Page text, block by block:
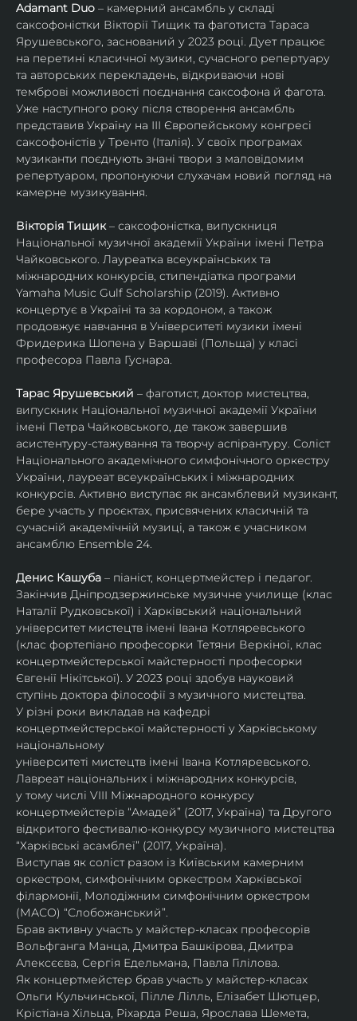
Adamant Duo – камерний ансамбль у складі
саксофоністки Вікторії Тищик та фаготиста Тараса
Ярушевського, заснований у 2023 році. Дует працює
на перетині класичної музики, сучасного репертуару
та авторських перекладень, відкриваючи нові
темброві можливості поєднання саксофона й фагота.
Уже наступного року після створення ансамбль
представив Україну на ІІІ Європейському конгресі
саксофоністів у Тренто (Італія). У своїх програмах
музиканти поєднують знані твори з маловідомим
репертуаром, пропонуючи слухачам новий погляд на
камерне музикування.
Вікторія Тищик – саксофоністка, випускниця
Національної музичної академії України імені Петра
Чайковського. Лауреатка всеукраїнських та
міжнародних конкурсів, стипендіатка програми
Yamaha Music Gulf Scholarship (2019). Активно
концертує в Україні та за кордоном, а також
продовжує навчання в Університеті музики імені
Фридерика Шопена у Варшаві (Польща) у класі
професора Павла Гуснара.
Тарас Ярушевський – фаготист, доктор мистецтва,
випускник Національної музичної академії України
імені Петра Чайковського, де також завершив
асистентуру-стажування та творчу аспірантуру. Соліст
Національного академічного симфонічного оркестру
України, лауреат всеукраїнських і міжнародних
конкурсів. Активно виступає як ансамблевий музикант,
бере участь у проєктах, присвячених класичній та
сучасній академічній музиці, а також є учасником
ансамблю Ensemble 24.
Денис Кашуба – піаніст, концертмейстер і педагог.
Закінчив Дніпродзержинське музичне училище (клас
Наталії Рудковської) і Харківський національний
університет мистецтв імені Івана Котляревського
(клас фортепіано професорки Тетяни Веркіної, клас
концертмейстерської майстерності професорки
Євгенії Нікітської). У 2023 році здобув науковий
ступінь доктора філософії з музичного мистецтва.
У різні роки викладав на кафедрі
концертмейстерської майстерності у Харківському
національному
університеті мистецтв імені Івана Котляревського.
Лавреат національних і міжнародних конкурсів,
у тому числі VIII Міжнародного конкурсу
концертмейстерів “Амадей” (2017, Україна) та Другого
відкритого фестивалю-конкурсу музичного мистецтва
“Харківські асамблеї” (2017, Україна).
Виступав як соліст разом із Київським камерним
оркестром, симфонічним оркестром Харківської
філармонії, Молодіжним симфонічним оркестром
(МАСО) “Слобожанський”.
Брав активну участь у майстер-класах професорів
Вольфганга Манца, Дмитра Башкірова, Дмитра
Алексєєва, Сергія Едельмана, Павла Гілілова.
Як концертмейстер брав участь у майстер-класах
Ольги Кульчинської, Пілле Лілль, Елізабет Шютцер,
Крістіана Хільца, Ріхарда Реша, Ярослава Шемета,